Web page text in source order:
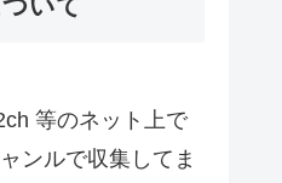
等のネット上で
ンルで収集してま